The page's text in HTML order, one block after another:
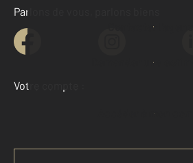
Contacter l'agence
Demander une
Parlons de vous, parlons biens
Votre compte :
Accéder à mon